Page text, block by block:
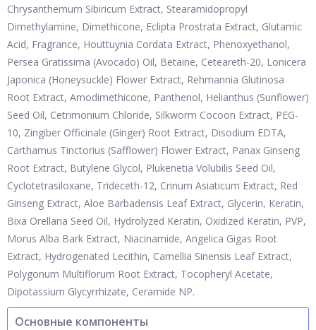
Chrysanthemum Sibiricum Extract, Stearamidopropyl
Dimethylamine, Dimethicone, Eclipta Prostrata Extract, Glutamic
Acid, Fragrance, Houttuynia Cordata Extract, Phenoxyethanol,
Persea Gratissima (Avocado) Oil, Betaine, Ceteareth-20, Lonicera
Japonica (Honeysuckle) Flower Extract, Rehmannia Glutinosa
Root Extract, Amodimethicone, Panthenol, Helianthus (Sunflower)
Seed Oil, Cetrimonium Chloride, Silkworm Cocoon Extract, PEG-
10, Zingiber Officinale (Ginger) Root Extract, Disodium EDTA,
Carthamus Tinctorius (Safflower) Flower Extract, Panax Ginseng
Root Extract, Butylene Glycol, Plukenetia Volubilis Seed Oil,
Cyclotetrasiloxane, Trideceth-12, Crinum Asiaticum Extract, Red
Ginseng Extract, Aloe Barbadensis Leaf Extract, Glycerin, Keratin,
Bixa Orellana Seed Oil, Hydrolyzed Keratin, Oxidized Keratin, PVP,
Morus Alba Bark Extract, Niacinamide, Angelica Gigas Root
Extract, Hydrogenated Lecithin, Camellia Sinensis Leaf Extract,
Polygonum Multiflorum Root Extract, Tocopheryl Acetate,
Dipotassium Glycyrrhizate, Ceramide NP.
Основные компоненты